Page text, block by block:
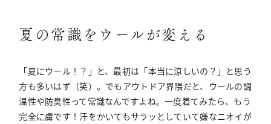
夏の常識をウールが変える
「夏にウール！？」と、最初は「本当に涼しいの？」と思う
方も多いはず（笑）。でもアウトドア界隈だと、ウールの調
温性や防臭性って常識なんですよね。一度着てみたら、もう
完全に虜です！汗をかいてもサラッとしていて嫌なニオイが